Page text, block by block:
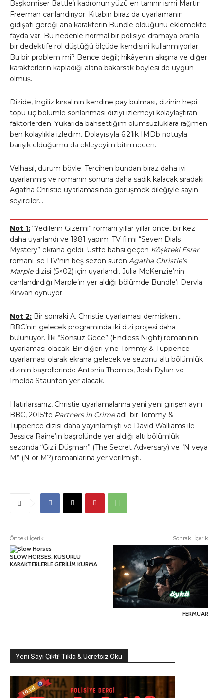
Başkomiser Battle’ı kadronun yüzü en tanınır ismi Martin
Freeman canlandırıyor. Kitabın biraz da uyarlamanın
gidişatı gereği ana karakterin Bundle olduğunu eklemekte
fayda var. Bu nedenle normal bir polisiye dramaya oranla
bir dedektife rol düştüğü ölçüde kendisini kullanmıyorlar.
Bu bir problem mi? Bence değil; hikâyenin akışına ve diğer
karakterlerin kapladığı alana bakarsak böylesi de uygun
olmuş.
Dizide, İngiliz kırsalının kendine pay bulması, dizinin hepi
topu üç bölümle sonlanması diziyi izlemeyi kolaylaştıran
faktörlerden. Yukarıda bahsettiğim olumsuzluklara rağmen
ben kolaylıkla izledim. Dolayısıyla 6.2’lik IMDb notuyla
barışık olduğumu da ekleyeyim bitirmeden.
Velhasıl, durum böyle. Tercihen bundan biraz daha iyi
uyarlanmış ve romanın sonuna daha sadık kalacak sıradaki
Agatha Christie uyarlamasında görüşmek dileğiyle sayın
seyirciler…
Not 1: “Yedilerin Gizemi” romanı yıllar yıllar önce, bir kez
daha uyarlandı ve 1981 yapımı TV filmi “Seven Dials
Mystery” ekrana geldi. Üstte bahsi geçen Köşkteki Esrar
romanı ise ITV’nin beş sezon süren Agatha Christie’s
Marpledizisi (5×02) için uyarlandı. Julia McKenzie’nin
canlandırdığı Marple’ın yer aldığı bölümde Bundle’ı Dervla
Kirwan oynuyor.
Not 2: Bir sonraki A. Christie uyarlaması demişken…
BBC’nin gelecek programında iki dizi projesi daha
bulunuyor. İlki “Sonsuz Gece” (Endless Night) romanının
uyarlaması olacak. Bir diğeri yine Tommy & Tuppence
uyarlaması olarak ekrana gelecek ve sezonu altı bölümlük
dizinin başrollerinde Antonia Thomas, Josh Dylan ve
Imelda Staunton yer alacak.
Hatırlarsanız, Christie uyarlamalarına yeni yeni girişen aynı
BBC, 2015’te Partners in Crimeadlı bir Tommy &
Tuppence dizisi daha yayınlamıştı ve David Walliams ile
Jessica Raine’in başrolünde yer aldığı altı bölümlük
sezonda “Gizli Düşman” (The Secret Adversary) ve “N veya
M” (N or M?) romanlarına yer verilmişti.
Önceki İçerik
SLOW HORSES: KUSURLU
KARAKTERLERLE GERİLİM KURMA
Sonraki İçerik
FERMUAR
Yeni Sayı Çıktı! Tıkla & Ücretsiz Oku